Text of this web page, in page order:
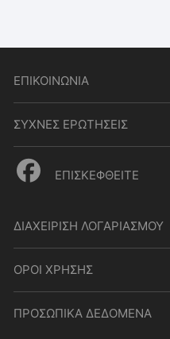
ΕΠΙΚΟΙΝΩΝΙΑ
ΣΥΧΝΕΣ ΕΡΩΤΗΣΕΙΣ
ΕΠΙΣΚΕΦΘΕΙΤΕ
ΔΙΑΧΕΙΡΙΣΗ ΛΟΓΑΡΙΑΣΜΟΥ
ΟΡΟΙ ΧΡΗΣΗΣ
ΠΡΟΣΩΠΙΚΑ ΔΕΔΟΜΕΝΑ